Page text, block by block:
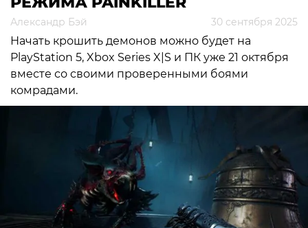
Александр Бэй 30 сентября 2025
Начать крошить демонов можно будет на
PlayStation 5, Xbox Series X|S и ПК уже 21 октября
вместе со своими проверенными боями
комрадами.